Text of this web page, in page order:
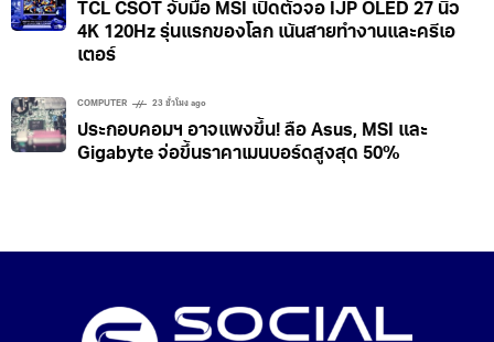
TCL CSOT จับมือ MSI เปิดตัวจอ IJP OLED 27 นิ้ว
4K 120Hz รุ่นแรกของโลก เน้นสายทำงานและครีเอ
เตอร์
COMPUTER 23 ชั่วโมง ago
ประกอบคอมฯ อาจแพงขึ้น! ลือ Asus, MSI และ
Gigabyte จ่อขึ้นราคาเมนบอร์ดสูงสุด 50%